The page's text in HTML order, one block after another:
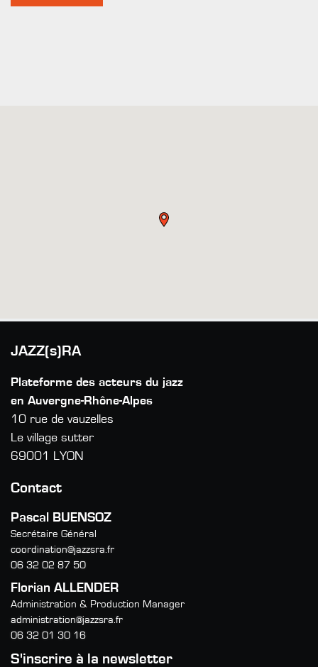
JAZZ(s)RA
Plateforme des acteurs du jazz
en Auvergne-Rhône-Alpes
10 rue de vauzelles
Le village sutter
69001 LYON
Contact
Pascal BUENSOZ
Secrétaire Général
coordination@jazzsra.fr
06 32 02 87 50
Florian ALLENDER
Administration & Production Manager
administration@jazzsra.fr
06 32 01 30 16
S'inscrire à la newsletter